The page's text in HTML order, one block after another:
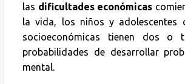
las dificultades económicas
la vida, los niños y adolescentes
socioeconómicas tienen dos o
probabilidades de desarrollar
mental.